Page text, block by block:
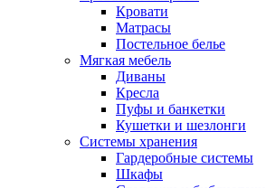
Кровати
Матрасы
Постельное белье
Мягкая мебель
Диваны
Кресла
Пуфы и банкетки
Кушетки и шезлонги
Системы хранения
Гардеробные системы
Шкафы